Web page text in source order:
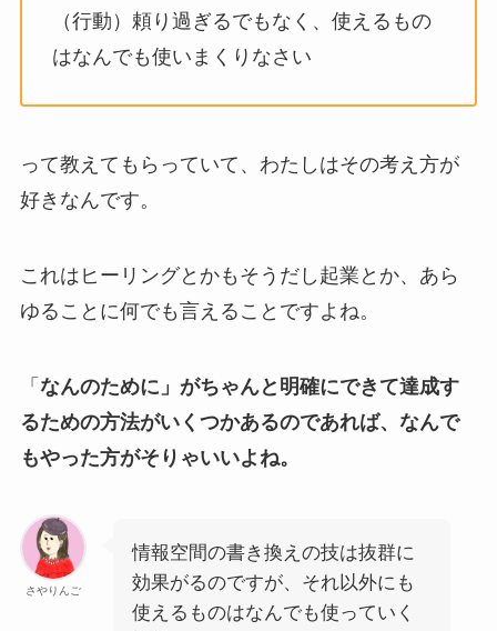
（行動）頼り過ぎるでもなく、使えるもの
はなんでも使いまくりなさい
って教えてもらっていて、わたしはその考え方が
好きなんです。
これはヒーリングとかもそうだし起業とか、あら
ゆることに何でも言えることですよね。
「 なんのために」がちゃんと明確にできて達成す
るための方法がいくつかあるのであれば、なんで
もやった方がそりゃいいよね。
さやりんご
情報空間の書き換えの技は抜群に
効果がるのですが、それ以外にも
使えるものはなんでも使っていく